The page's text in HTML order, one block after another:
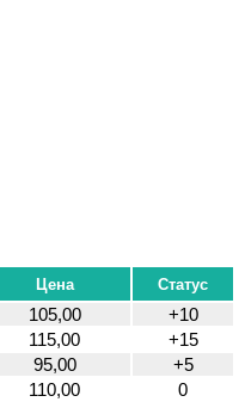
Цена Статус
105,00
+10
115,00
+15
95,00
+5
110,00
0